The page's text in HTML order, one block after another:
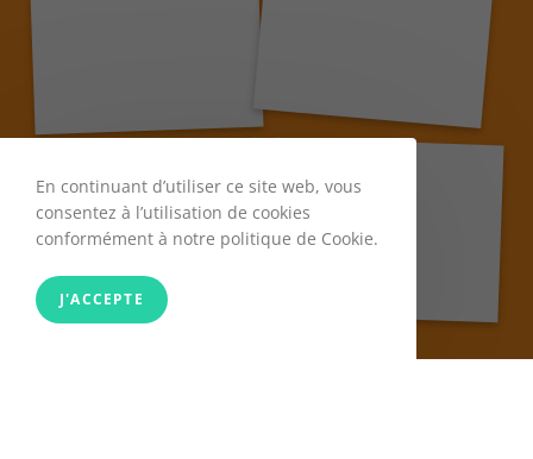
En continuant d’utiliser ce site web, vous
consentez à l’utilisation de cookies
conformément à notre politique de Cookie.
J'ACCEPTE